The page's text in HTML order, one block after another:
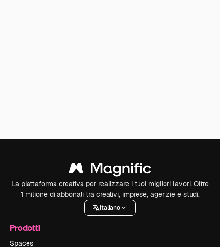
La piattaforma creativa per realizzare i tuoi migliori lavori. Oltre
1 milione di abbonati tra creativi, imprese, agenzie e studi.
Italiano
Prodotti
Spaces